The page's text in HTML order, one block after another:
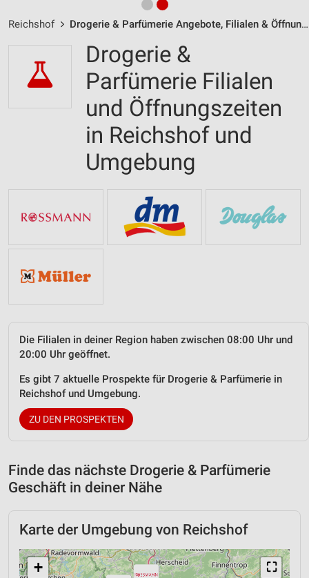
Reichshof Drogerie & Parfümerie Angebote, Filialen & Öffnungszeiten
Drogerie &
Parfümerie Filialen
und Öffnungszeiten
in Reichshof und
Umgebung
Die Filialen in deiner Region haben zwischen 08:00 Uhr und
20:00 Uhr geöffnet.
Es gibt 7 aktuelle Prospekte für Drogerie & Parfümerie in
Reichshof und Umgebung.
ZU DEN PROSPEKTEN
Finde das nächste Drogerie & Parfümerie
Geschäft in deiner Nähe
Karte der Umgebung von Reichshof
⛶
+